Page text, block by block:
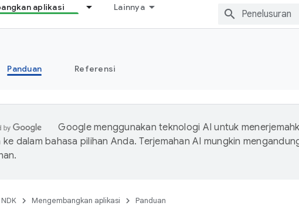
aplikasi Lainnya
Panduan Referensi
Google menggunakan teknologi AI untuk
dalam bahasa pilihan Anda. Terjemahan AI mungkin
NDK Mengembangkan aplikasi Panduan